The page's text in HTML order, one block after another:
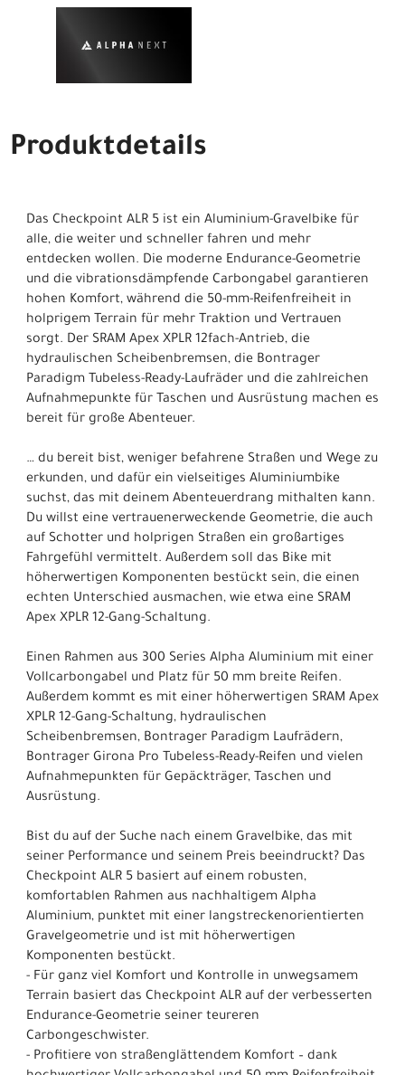
Produktdetails
Das Checkpoint ALR 5 ist ein Aluminium-Gravelbike für
alle, die weiter und schneller fahren und mehr
entdecken wollen. Die moderne Endurance-Geometrie
und die vibrationsdämpfende Carbongabel garantieren
hohen Komfort, während die 50-mm-Reifenfreiheit in
holprigem Terrain für mehr Traktion und Vertrauen
sorgt. Der SRAM Apex XPLR 12fach-Antrieb, die
hydraulischen Scheibenbremsen, die Bontrager
Paradigm Tubeless-Ready-Laufräder und die zahlreichen
Aufnahmepunkte für Taschen und Ausrüstung machen es
bereit für große Abenteuer.
… du bereit bist, weniger befahrene Straßen und Wege zu
erkunden, und dafür ein vielseitiges Aluminiumbike
suchst, das mit deinem Abenteuerdrang mithalten kann.
Du willst eine vertrauenerweckende Geometrie, die auch
auf Schotter und holprigen Straßen ein großartiges
Fahrgefühl vermittelt. Außerdem soll das Bike mit
höherwertigen Komponenten bestückt sein, die einen
echten Unterschied ausmachen, wie etwa eine SRAM
Apex XPLR 12-Gang-Schaltung.
Einen Rahmen aus 300 Series Alpha Aluminium mit einer
Vollcarbongabel und Platz für 50 mm breite Reifen.
Außerdem kommt es mit einer höherwertigen SRAM Apex
XPLR 12-Gang-Schaltung, hydraulischen
Scheibenbremsen, Bontrager Paradigm Laufrädern,
Bontrager Girona Pro Tubeless-Ready-Reifen und vielen
Aufnahmepunkten für Gepäckträger, Taschen und
Ausrüstung.
Bist du auf der Suche nach einem Gravelbike, das mit
seiner Performance und seinem Preis beeindruckt? Das
Checkpoint ALR 5 basiert auf einem robusten,
komfortablen Rahmen aus nachhaltigem Alpha
Aluminium, punktet mit einer langstreckenorientierten
Gravelgeometrie und ist mit höherwertigen
Komponenten bestückt.
- Für ganz viel Komfort und Kontrolle in unwegsamem
Terrain basiert das Checkpoint ALR auf der verbesserten
Endurance-Geometrie seiner teureren
Carbongeschwister.
- Profitiere von straßenglättendem Komfort – dank